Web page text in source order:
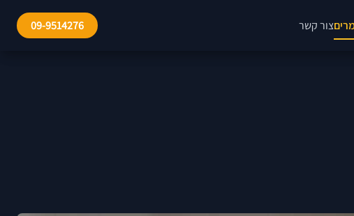
צור קשר 09-9514276